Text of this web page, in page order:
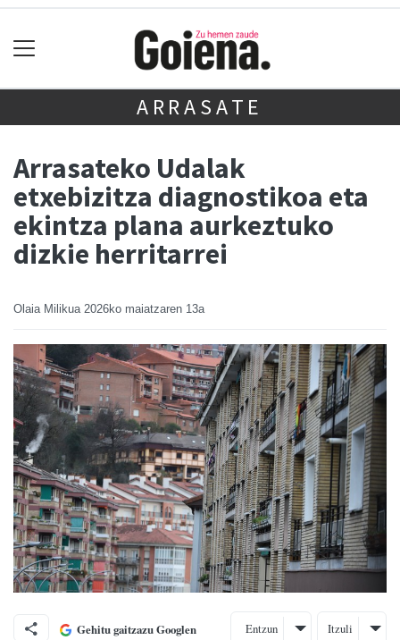
ARRASATE
Arrasateko Udalak
etxebizitza diagnostikoa eta
ekintza plana aurkeztuko
dizkie herritarrei
Olaia Milikua 2026ko maiatzaren 13a
Gehitu gaitzazu Googlen Entzun Itzuli